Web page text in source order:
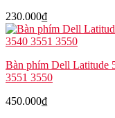
230.000₫
Bàn phím Dell Latitude
3551 3550
450.000₫